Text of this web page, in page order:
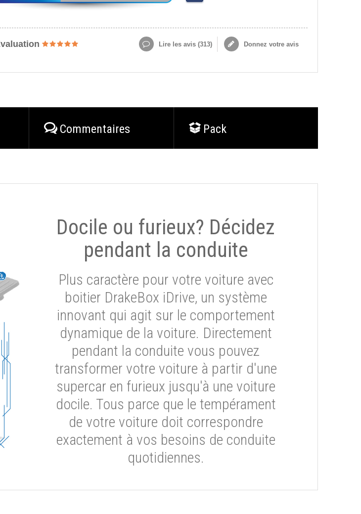
Lire les avis (313) Donnez votre avis
Commentaires Pack
Docile ou furieux? Décidez
pendant la conduite
Plus caractère pour votre voiture avec
boitier DrakeBox iDrive, un système
innovant qui agit sur le comportement
dynamique de la voiture. Directement
pendant la conduite vous pouvez
transformer votre voiture à partir d'une
supercar en furieux jusqu'à une voiture
docile. Tous parce que le tempérament
de votre voiture doit correspondre
exactement à vos besoins de conduite
quotidiennes.